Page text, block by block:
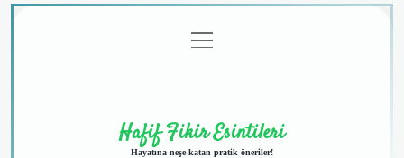
menüyü
aç
Hafif Fikir Esintileri
Hayatına neşe katan pratik öneriler!